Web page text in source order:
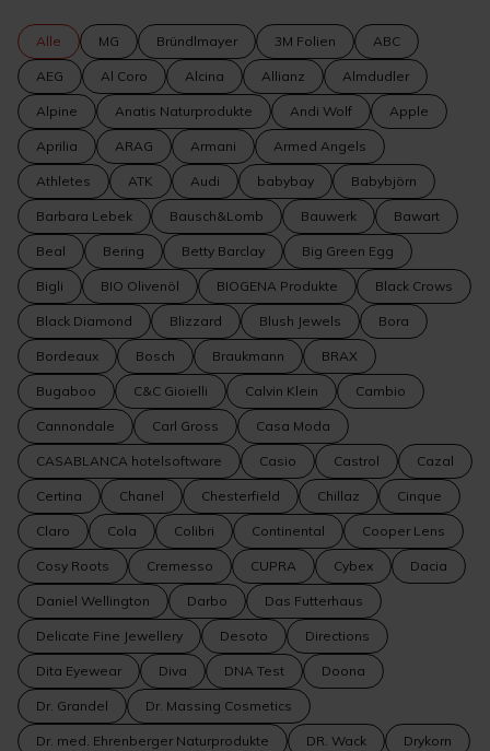
Alle MG Bründlmayer 3M Folien ABC
AEG Al Coro Alcina Allianz Almdudler
Alpine Anatis Naturprodukte Andi Wolf Apple
Aprilia ARAG Armani Armed Angels
Athletes ATK Audi babybay Babybjörn
Barbara Lebek Bausch&Lomb Bauwerk Bawart
Beal Bering Betty Barclay Big Green Egg
Bigli BIO Olivenöl BIOGENA Produkte Black Crows
Black Diamond Blizzard Blush Jewels Bora
Bordeaux Bosch Braukmann BRAX
Bugaboo C&C Gioielli Calvin Klein Cambio
Cannondale Carl Gross Casa Moda
CASABLANCA hotelsoftware Casio Castrol Cazal
Certina Chanel Chesterfield Chillaz Cinque
Claro Cola Colibri Continental Cooper Lens
Cosy Roots Cremesso CUPRA Cybex Dacia
Daniel Wellington Darbo Das Futterhaus
Delicate Fine Jewellery Desoto Directions
Dita Eyewear Diva DNA Test Doona
Dr. Grandel Dr. Massing Cosmetics
Dr. med. Ehrenberger Naturprodukte DR. Wack Drykorn